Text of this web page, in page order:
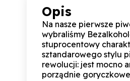
Opis
Na nasze pierwsze
wybraliśmy
stuprocentowy
sztandarowego stylu
rewolucji: jest mocno
porządnie